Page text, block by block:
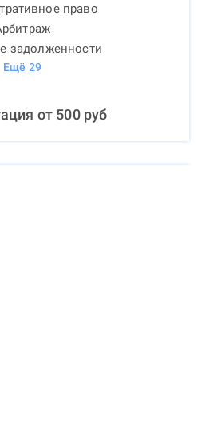
право
задолженности
Ещё 29
от 500руб